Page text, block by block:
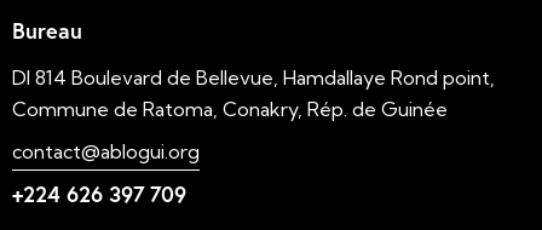
Bureau
DI 814 Boulevard de Bellevue, Hamdallaye Rond point,
Commune de Ratoma, Conakry, Rép. de Guinée
contact@ablogui.org
+224 626 397 709